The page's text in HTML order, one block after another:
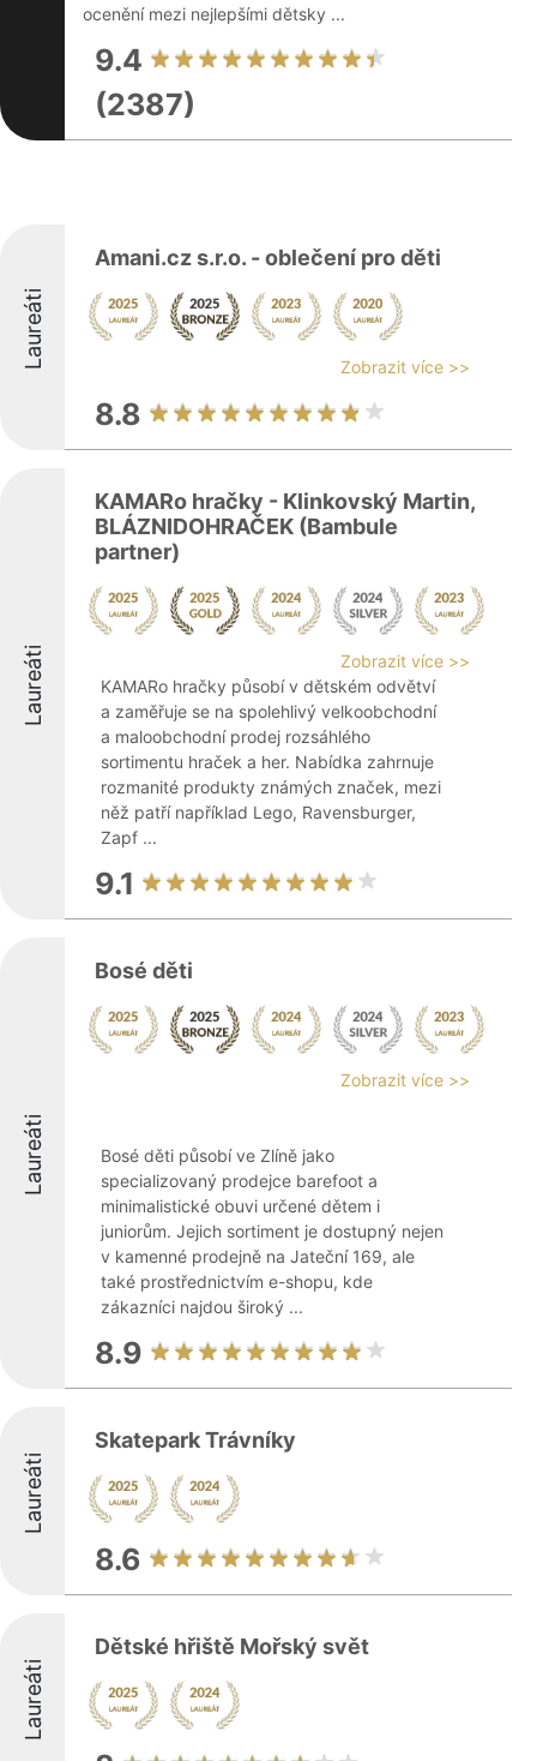
ocenění mezi nejlepšími dětsky ...
9.4
(2387)
Laureáti
Amani.cz s.r.o. - oblečení pro děti
Zobrazit více >>
8.8
Laureáti
KAMARo hračky - Klinkovský Martin,
BLÁZNIDOHRAČEK (Bambule
partner)
Zobrazit více >>
KAMARo hračky působí v dětském odvětví
a zaměřuje se na spolehlivý velkoobchodní
a maloobchodní prodej rozsáhlého
sortimentu hraček a her. Nabídka zahrnuje
rozmanité produkty známých značek, mezi
něž patří například Lego, Ravensburger,
Zapf ...
9.1
Laureáti
Bosé děti
Zobrazit více >>
Bosé děti působí ve Zlíně jako
specializovaný prodejce barefoot a
minimalistické obuvi určené dětem i
juniorům. Jejich sortiment je dostupný nejen
v kamenné prodejně na Jateční 169, ale
také prostřednictvím e-shopu, kde
zákazníci najdou široký ...
8.9
Laureáti
Skatepark Trávníky
8.6
Laureáti
Dětské hřiště Mořský svět